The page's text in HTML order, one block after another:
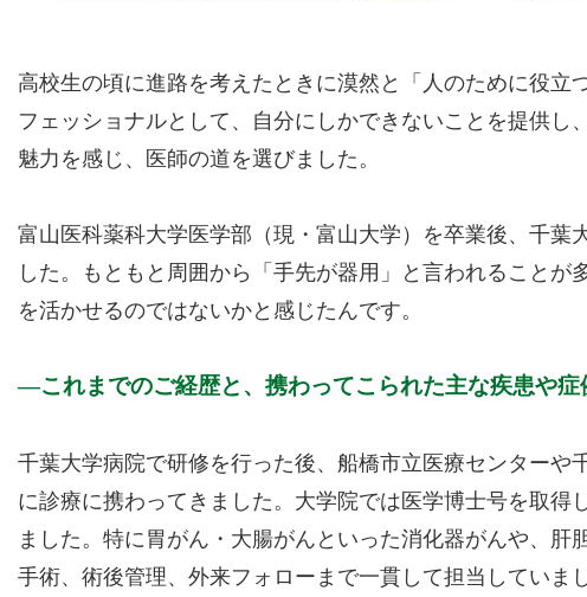
高校生の頃に進路を考えたときに漠然と「人のために役立
フェッショナルとして、自分にしかできないことを提供
魅力を感じ、医師の道を選びました。
富山医科薬科大学医学部（現・富山大学）を卒業後、千葉
した。もともと周囲から「手先が器用」と言われること
を活かせるのではないかと感じたんです。
これまでのご経歴と、携わってこられた主な疾患や症
千葉大学病院で研修を行った後、船橋市立医療センターや
に診療に携わってきました。大学院では医学博士号を取
ました。特に胃がん・大腸がんといった消化器がんや、肝
手術、術後管理、外来フォローまで一貫して担当していま